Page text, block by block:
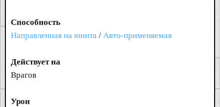
Способность
Направленная на юнита / Авто-применяемая
Действует на
Врагов
Урон